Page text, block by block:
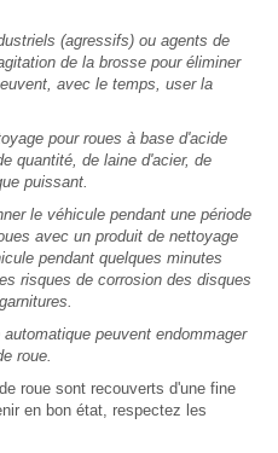
(agressifs) ou agents de
de la brosse pour éliminer
avec le temps, user la
pour roues à base d'acide
quantité, de laine d'acier, de
puissant.
le véhicule pendant une période
avec un produit de nettoyage
pendant quelques minutes
risques de corrosion des disques
peuvent endommager
roue.
roue sont recouverts d'une fine
en bon état, respectez les